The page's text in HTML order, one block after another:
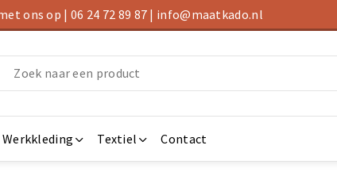
ons op | 06 24 72 89 87 | info@maatkado.nl
Werkkleding Textiel Contact